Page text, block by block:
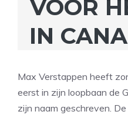
VOOR
IN
Max Verstappen heeft
eerst in zijn loopbaan de
zijn naam geschreven.